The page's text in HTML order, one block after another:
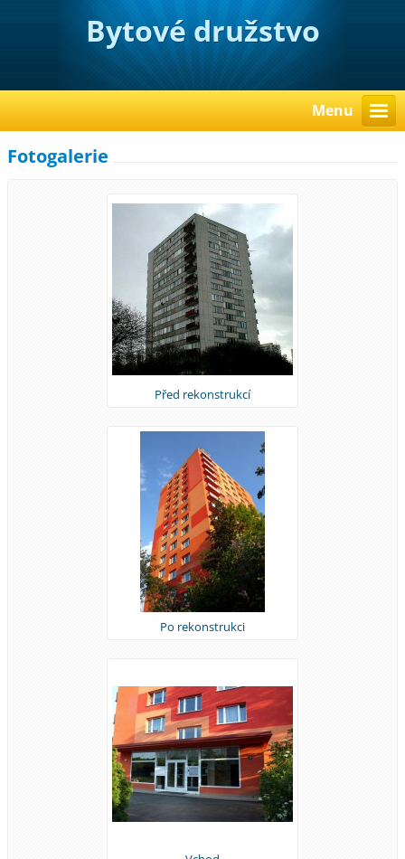
Bytové družstvo
nájemníků domu
Jahodová 2888 Menu
Fotogalerie
Před rekonstrukcí
Po rekonstrukci